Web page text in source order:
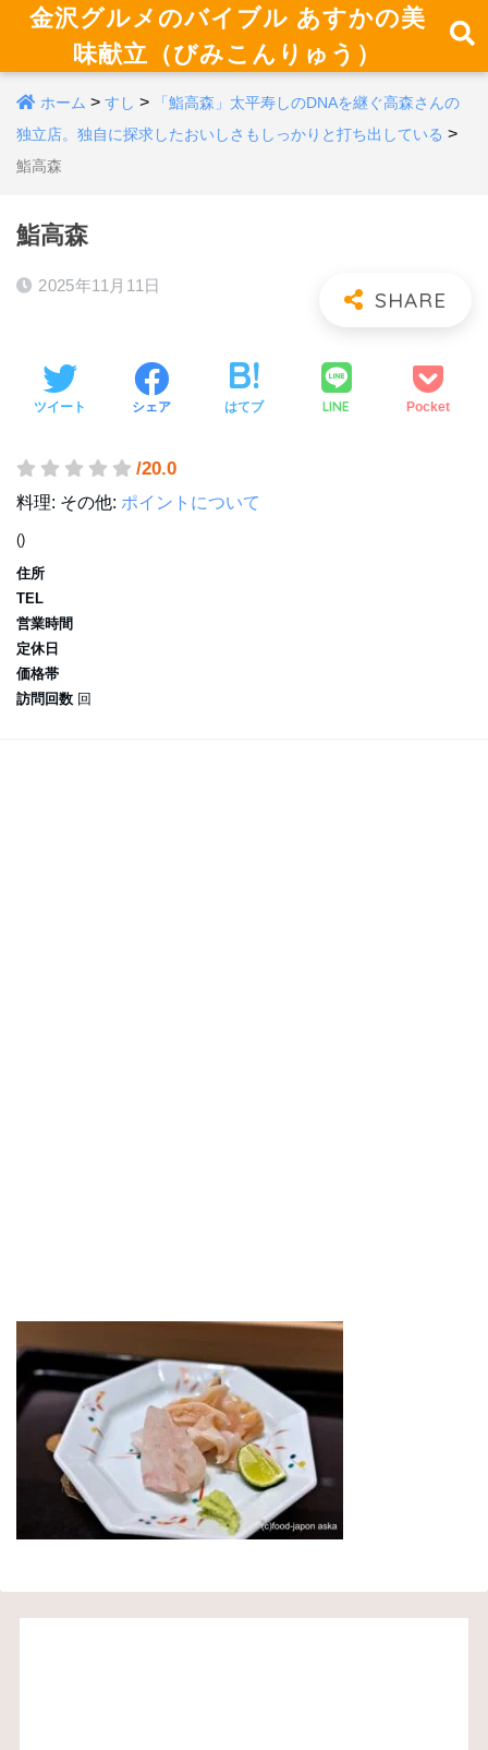
金沢グルメのバイブル あすかの美
味献立（びみこんりゅう）
ホーム > すし >
「鮨高森」太平寿しのDNAを継ぐ高森さんの
独立店。独自に探求したおいしさもしっかりと打ち出している >
鮨高森
鮨高森
2025年11月11日
ツイート シェア はてブ LINE Pocket
/20.0
料理: その他: ポイントについて
()
住所
TEL
営業時間
定休日
価格帯
訪問回数 回